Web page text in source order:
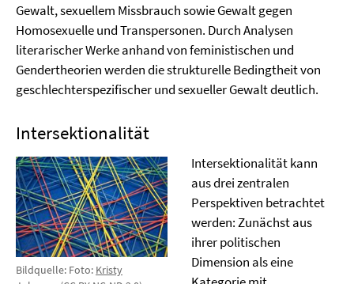
Gewalt, sexuellem Missbrauch sowie Gewalt gegen
Homosexuelle und Transpersonen. Durch Analysen
literarischer Werke anhand von feministischen und
Gendertheorien werden die strukturelle Bedingtheit von
geschlechterspezifischer und sexueller Gewalt deutlich.
Intersektionalität
Bildquelle: Foto: Kristy
Intersektionalität kann
aus drei zentralen
Perspektiven betrachtet
werden: Zunächst aus
ihrer politischen
Dimension als eine